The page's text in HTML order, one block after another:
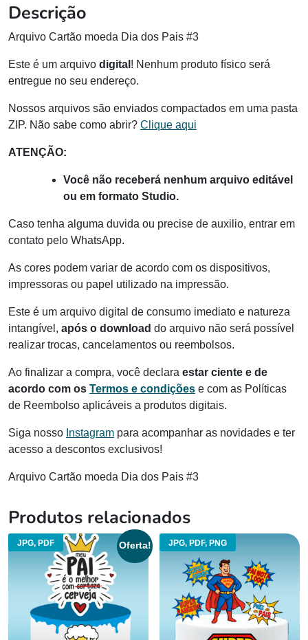
Descrição
Arquivo Cartão moeda Dia dos Pais #3
Este é um arquivo digital ! Nenhum produto físico será
entregue no seu endereço.
Nossos arquivos são enviados compactados em uma pasta
ZIP. Não sabe como abrir? Clique aqui
ATENÇÃO:
Você não receberá nenhum arquivo editável
ou em formato Studio.
Caso tenha alguma duvida ou precise de auxilio, entrar em
contato pelo WhatsApp.
As cores podem variar de acordo com os dispositivos,
impressoras ou papel utilizado na impressão.
Este é um arquivo digital de consumo imediato e natureza
intangível, após o download do arquivo não será possível
realizar trocas, cancelamentos ou reembolsos.
Ao finalizar a compra, você declara estar ciente e de
acordo com os Termos e condições e com as Políticas
de Reembolso aplicáveis a produtos digitais.
Siga nosso Instagram para acompanhar as novidades e ter
acesso a descontos exclusivos!
Arquivo Cartão moeda Dia dos Pais #3
Produtos relacionados
JPG, PDF Oferta! JPG, PDF, PNG